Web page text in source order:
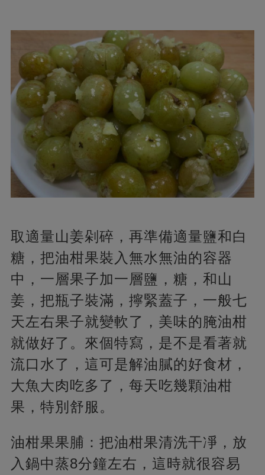
取適量山姜剁碎，再準備適量鹽和白
糖，把油柑果裝入無水無油的容器
中，一層果子加一層鹽，糖，和山
姜，把瓶子裝滿，擰緊蓋子，一般七
天左右果子就變軟了，美味的腌油柑
就做好了。來個特寫，是不是看著就
流口水了，這可是解油膩的好食材，
大魚大肉吃多了，每天吃幾顆油柑
果，特別舒服。
油柑果果脯：把油柑果清洗干凈，放
入鍋中蒸8分鐘左右，這時就很容易